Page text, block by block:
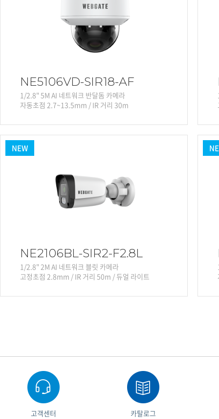
NE5106VD-SIR18-AF
1/2.8" 5M AI 네트워크 반달돔 카메라
자동초점 2.7~13.5mm / IR 거리 30m
NEW
NE2106BL-SIR2-F2.8L
1/2.8" 2M AI 네트워크 블릿 카메라
고정초점 2.8mm / IR 거리 50m / 듀얼 라이트
고객센터 카탈로그